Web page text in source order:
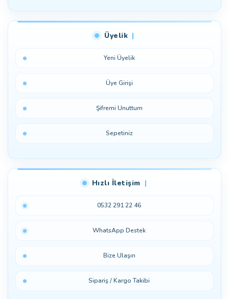
Üyelik
Yeni Üyelik
Üye Girişi
Şifremi Unuttum
Sepetiniz
Hızlı İletişim
0532 291 22 46
WhatsApp Destek
Bize Ulaşın
Sipariş / Kargo Takibi